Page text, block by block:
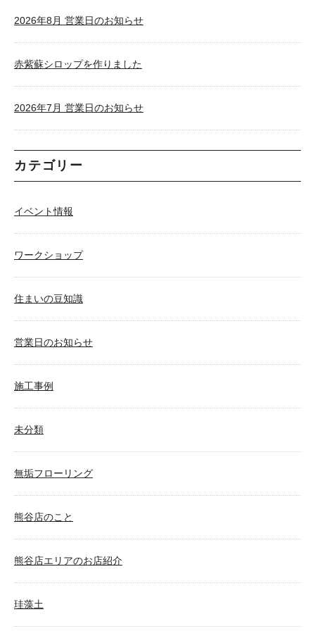
2026年8月 営業日のお知らせ
赤紫蘇シロップを作りました
2026年7月 営業日のお知らせ
カテゴリー
イベント情報
ワークショップ
住まいの豆知識
営業日のお知らせ
施工事例
未分類
無垢フローリング
熊谷店のこと
熊谷店エリアのお店紹介
珪藻土